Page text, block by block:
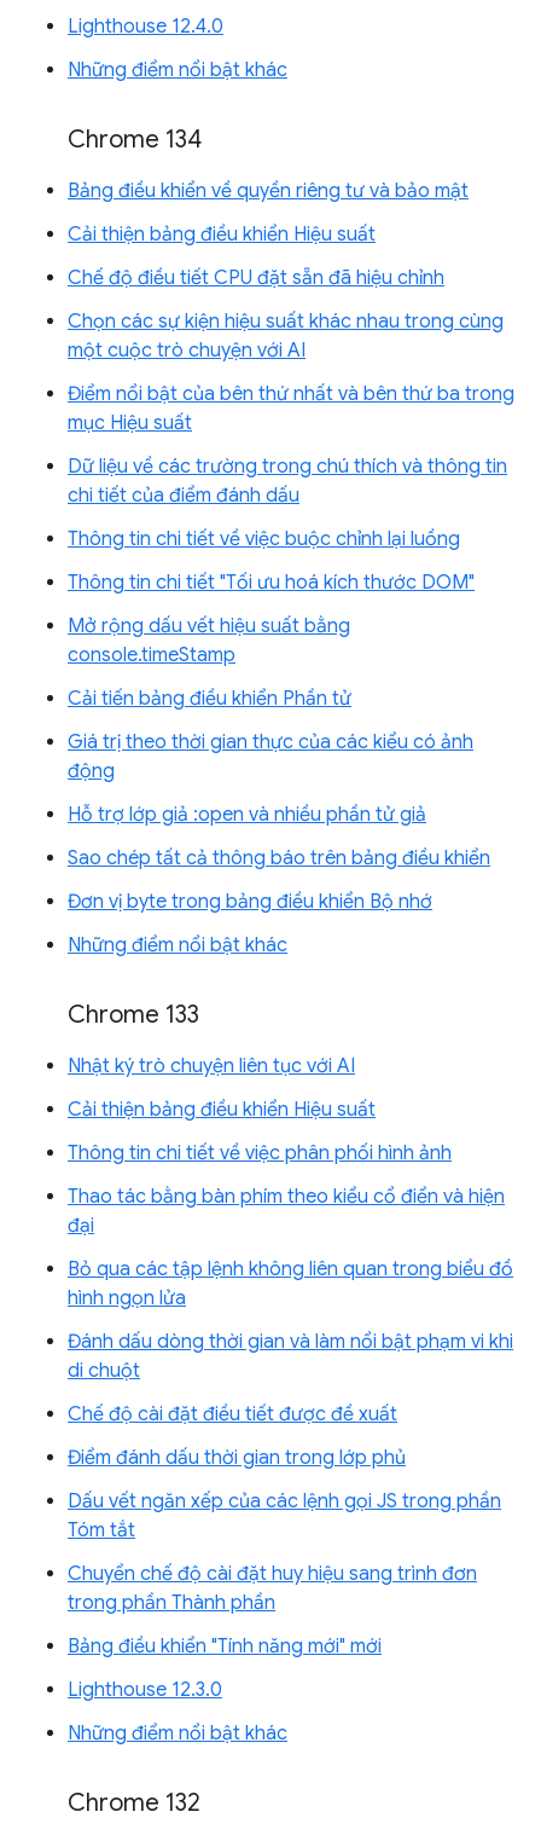
Lighthouse 12.4.0
Những điểm nổi bật khác
Chrome 134
Bảng điều khiển về quyền riêng tư và bảo mật
Cải thiện bảng điều khiển Hiệu suất
Chế độ điều tiết CPU đặt sẵn đã hiệu chỉnh
Chọn các sự kiện hiệu suất khác nhau trong cùng
một cuộc trò chuyện với AI
Điểm nổi bật của bên thứ nhất và bên thứ ba trong
mục Hiệu suất
Dữ liệu về các trường trong chú thích và thông tin
chi tiết của điểm đánh dấu
Thông tin chi tiết về việc buộc chỉnh lại luồng
Thông tin chi tiết "Tối ưu hoá kích thước DOM"
Mở rộng dấu vết hiệu suất bằng
console.timeStamp
Cải tiến bảng điều khiển Phần tử
Giá trị theo thời gian thực của các kiểu có ảnh
động
Hỗ trợ lớp giả :open và nhiều phần tử giả
Sao chép tất cả thông báo trên bảng điều khiển
Đơn vị byte trong bảng điều khiển Bộ nhớ
Những điểm nổi bật khác
Chrome 133
Nhật ký trò chuyện liên tục với AI
Cải thiện bảng điều khiển Hiệu suất
Thông tin chi tiết về việc phân phối hình ảnh
Thao tác bằng bàn phím theo kiểu cổ điển và hiện
đại
Bỏ qua các tập lệnh không liên quan trong biểu đồ
hình ngọn lửa
Đánh dấu dòng thời gian và làm nổi bật phạm vi khi
di chuột
Chế độ cài đặt điều tiết được đề xuất
Điểm đánh dấu thời gian trong lớp phủ
Dấu vết ngăn xếp của các lệnh gọi JS trong phần
Tóm tắt
Chuyển chế độ cài đặt huy hiệu sang trình đơn
trong phần Thành phần
Bảng điều khiển "Tính năng mới" mới
Lighthouse 12.3.0
Những điểm nổi bật khác
Chrome 132